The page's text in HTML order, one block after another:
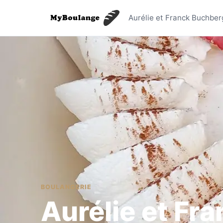
Aurélie
Aurélie et Franck
BOULANGERIE
Aurélie et